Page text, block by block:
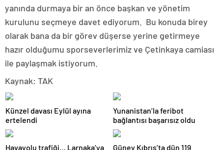
yanında durmaya bir an önce başkan ve yönetim
kurulunu seçmeye davet ediyorum. Bu konuda birey
olarak bana da bir görev düşerse yerine getirmeye
hazır olduğumu sporseverlerimiz ve Çetinkaya camiası
ile paylaşmak istiyorum.
Kaynak: TAK
Künzel davası Eylül ayına
ertelendi
Yunanistan’la feribot
bağlantısı başarısız oldu
Havayolu trafiği… Larnaka’ya
Güney Kıbrıs’ta dün 119